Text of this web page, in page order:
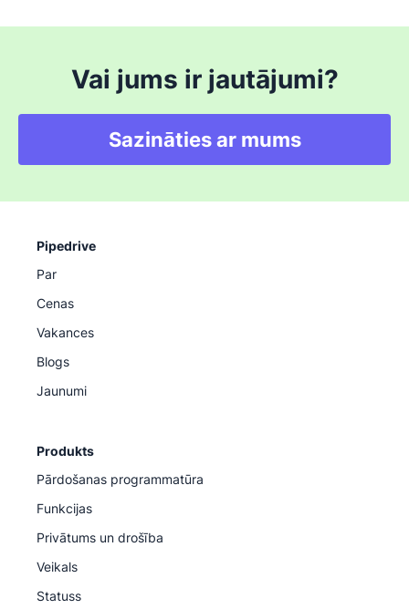
Vai jums ir jautājumi?
Sazināties ar mums
Pipedrive
Par
Cenas
Vakances
Blogs
Jaunumi
Produkts
Pārdošanas programmatūra
Funkcijas
Privātums un drošība
Veikals
Statuss